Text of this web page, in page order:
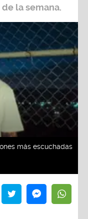
la semana.
más escuchadas